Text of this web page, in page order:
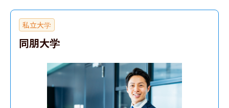
私立大学
同朋大学